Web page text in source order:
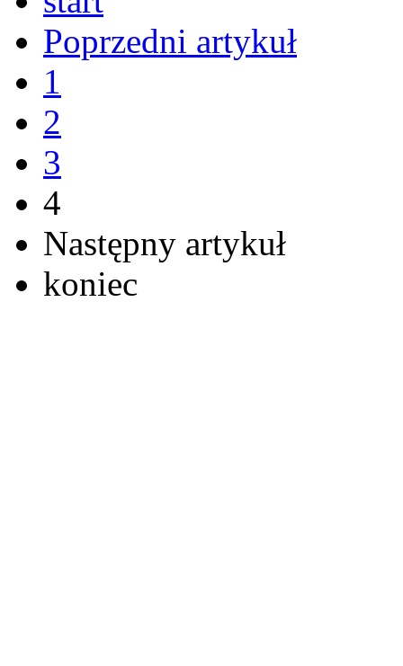
Poprzedni artykuł
1
2
3
4
Następny artykuł
koniec